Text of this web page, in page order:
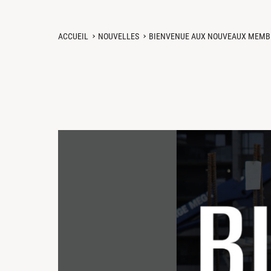
ACCUEIL NOUVELLES BIENVENUE AUX NOUVEAUX